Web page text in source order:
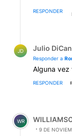
RESPONDER
JD Julio
Responder a
Alguna vez
RESPONDER
Comentario de
WR
9 DE